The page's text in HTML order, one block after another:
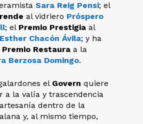
Sara Reig Pensi; el
al vidriero Próspero
; el Premio Prestigia al
Esther Chacón Ávila; y ha
Premio Restaura a la
Berzosa Domingo.
el Govern quiere
a la valía y trascendencia
dentro de la
y, al mismo tiempo,